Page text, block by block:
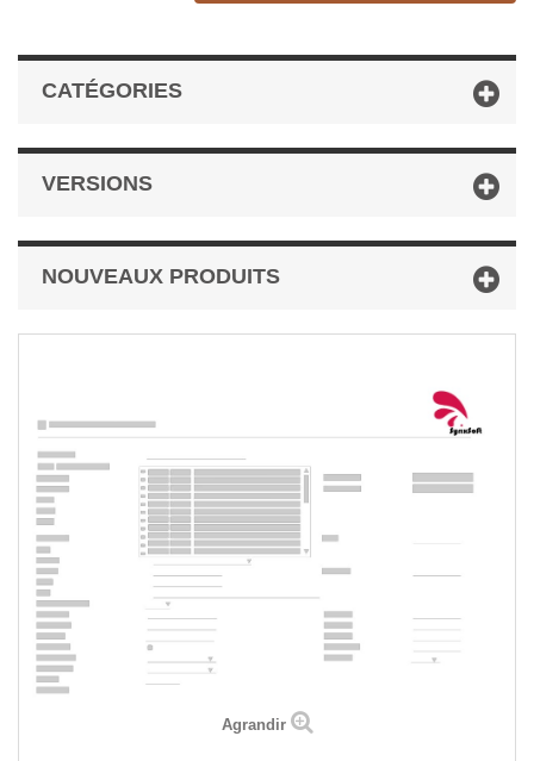
CATÉGORIES
VERSIONS
NOUVEAUX PRODUITS
Agrandir